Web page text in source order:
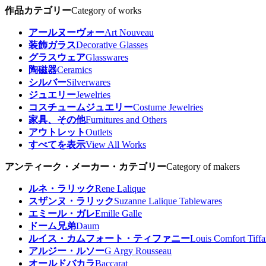
作品カテゴリーCategory of works
アールヌーヴォーArt Nouveau
装飾ガラスDecorative Glasses
グラスウェアGlasswares
陶磁器Ceramics
シルバーSilverwares
ジュエリーJewelries
コスチュームジュエリーCostume Jewelries
家具、その他Furnitures and Others
アウトレットOutlets
すべてを表示View All Works
アンティーク・メーカー・カテゴリーCategory of makers
ルネ・ラリックRene Lalique
スザンヌ・ラリックSuzanne Lalique Tablewares
エミール・ガレEmille Galle
ドーム兄弟Daum
ルイス・カムフォート・ティファニーLouis Comfort
アルジー・ルソーG Argy Rousseau
オールドバカラBaccarat